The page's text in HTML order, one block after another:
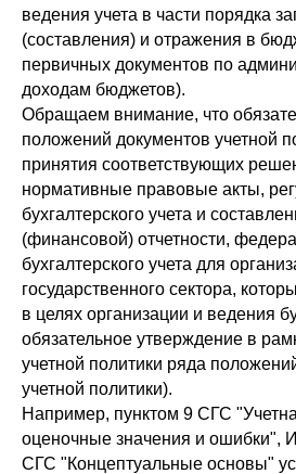
ведения учета в части порядка
(составления) и отражения в
первичных документов по
доходам бюджетов).
Обращаем внимание, что
положений документов учетной
принятия соответствующих
нормативные правовые акты,
бухгалтерского учета и
(финансовой) отчетности,
бухгалтерского учета для
государственного сектора,
в целях организации и ведения
обязательное утверждение в
учетной политики ряда
учетной политики).
Например, пунктом 9 СГС
оценочные значения и ошибки",
СГС "Концептуальные основы"